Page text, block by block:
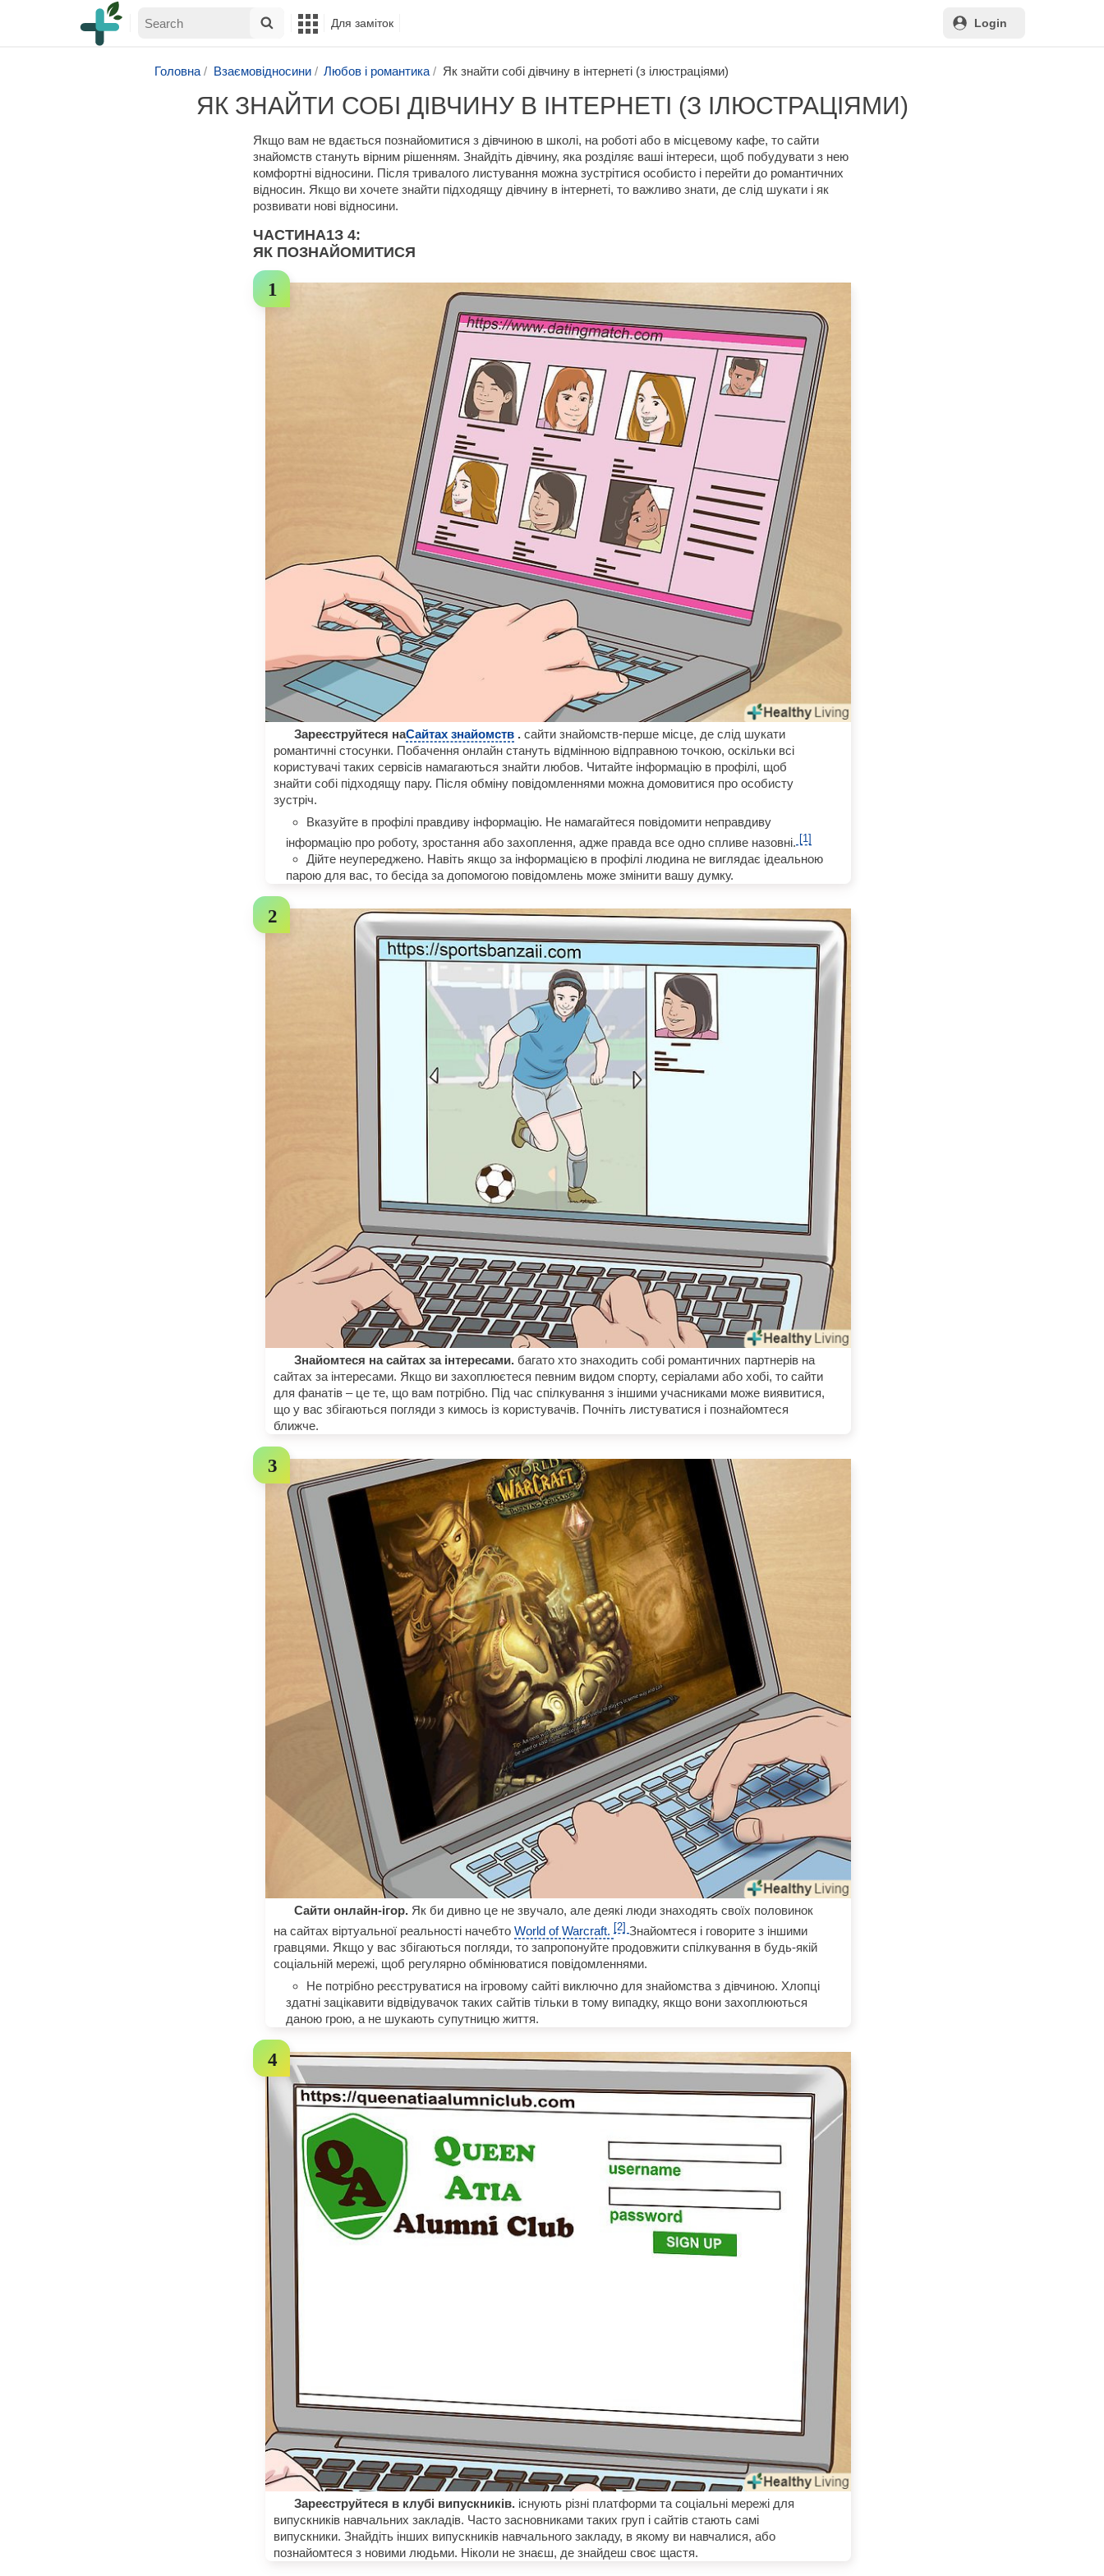
Для заміток Login
Головна Взаємовідносини Любов і романтика Як знайти собі дівчину в інтернеті (з ілюстраціями)
ЯК ЗНАЙТИ СОБІ ДІВЧИНУ В ІНТЕРНЕТІ (З ІЛЮСТРАЦІЯМИ)
Якщо вам не вдається познайомитися з дівчиною в школі, на роботі або в місцевому кафе, то сайти
знайомств стануть вірним рішенням. Знайдіть дівчину, яка розділяє ваші інтереси, щоб побудувати з нею
комфортні відносини. Після тривалого листування можна зустрітися особисто і перейти до романтичних
відносин. Якщо ви хочете знайти підходящу дівчину в інтернеті, то важливо знати, де слід шукати і як
розвивати нові відносини.
ЧАСТИНА1З 4:
ЯК ПОЗНАЙОМИТИСЯ
Зареєструйтеся наСайтах знайомств . сайти знайомств-перше місце, де слід шукати
романтичні стосунки. Побачення онлайн стануть відмінною відправною точкою, оскільки всі
користувачі таких сервісів намагаються знайти любов. Читайте інформацію в профілі, щоб
знайти собі підходящу пару. Після обміну повідомленнями можна домовитися про особисту
зустріч.
Вказуйте в профілі правдиву інформацію. Не намагайтеся повідомити неправдиву
інформацію про роботу, зростання або захоплення, адже правда все одно спливе назовні. [1]
Дійте неупереджено. Навіть якщо за інформацією в профілі людина не виглядає ідеальною
парою для вас, то бесіда за допомогою повідомлень може змінити вашу думку.
Знайомтеся на сайтах за інтересами. багато хто знаходить собі романтичних партнерів на
сайтах за інтересами. Якщо ви захоплюєтеся певним видом спорту, серіалами або хобі, то сайти
для фанатів – це те, що вам потрібно. Під час спілкування з іншими учасниками може виявитися,
що у вас збігаються погляди з кимось із користувачів. Почніть листуватися і познайомтеся
ближче.
Сайти онлайн-ігор. Як би дивно це не звучало, але деякі люди знаходять своїх половинок
на сайтах віртуальної реальності начебто World of Warcraft. [2] Знайомтеся і говорите з іншими
гравцями. Якщо у вас збігаються погляди, то запропонуйте продовжити спілкування в будь-якій
соціальній мережі, щоб регулярно обмінюватися повідомленнями.
Не потрібно реєструватися на ігровому сайті виключно для знайомства з дівчиною. Хлопці
здатні зацікавити відвідувачок таких сайтів тільки в тому випадку, якщо вони захоплюються
даною грою, а не шукають супутницю життя.
Зареєструйтеся в клубі випускників. існують різні платформи та соціальні мережі для
випускників навчальних закладів. Часто засновниками таких груп і сайтів стають самі
випускники. Знайдіть інших випускників навчального закладу, в якому ви навчалися, або
познайомтеся з новими людьми. Ніколи не знаєш, де знайдеш своє щастя.